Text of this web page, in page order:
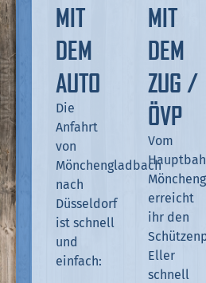
MIT
DEM
AUTO
Die
Anfahrt
von
Mönchengladbach
nach
Düsseldorf
ist schnell
und
einfach:
MIT
DEM
ZUG /
ÖVP
Vom
erreicht
ihr den
Eller
schnell